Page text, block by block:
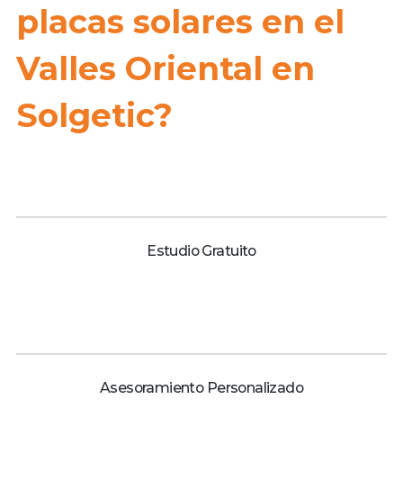
placas solares en el
Valles Oriental en
Solgetic?
Estudio Gratuito
Asesoramiento Personalizado